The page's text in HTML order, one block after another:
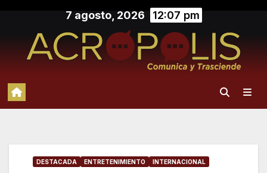
contenido
7 agosto, 2026 12:07 pm
DESTACADA ENTRETENIMIENTO INTERNACIONAL